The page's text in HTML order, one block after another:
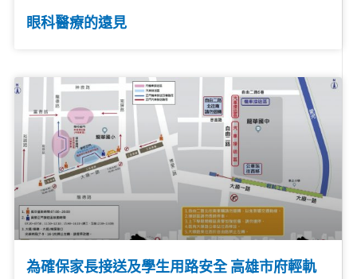
眼科醫療的遠見
為確保家長接送及學生用路安全 高雄市府輕軌